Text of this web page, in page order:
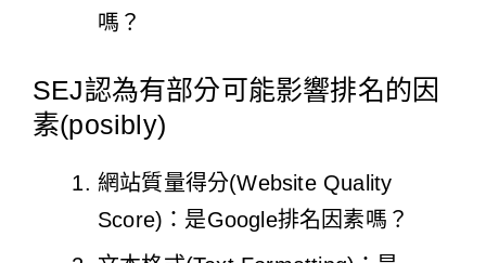
嗎？
SEJ認為有部分可能影響排名的因
素(posibly)
網站質量得分(Website Quality
Score)：是Google排名因素嗎？